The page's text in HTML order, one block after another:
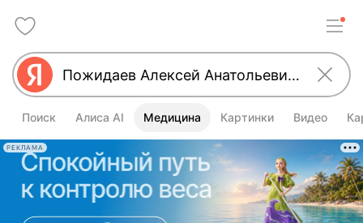
Поиск Алиса AI Медицина Картинки Видео
РЕКЛАМА